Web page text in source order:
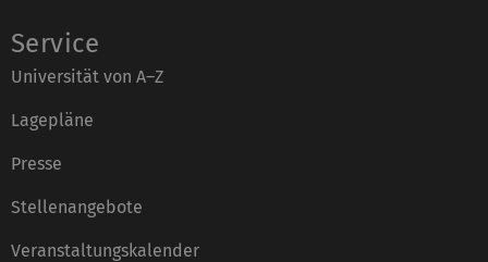
Service
Universität von A–Z
Lagepläne
Presse
Stellenangebote
Veranstaltungskalender